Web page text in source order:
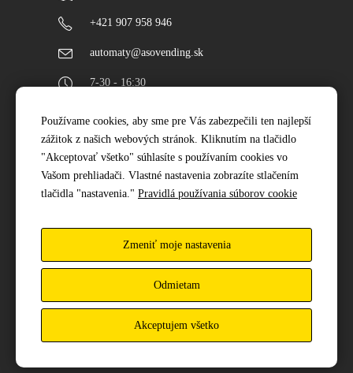
+421 907 958 946
automaty@asovending.sk
7-30 - 16:30
Najnovšie projekty
Používame cookies, aby sme pre Vás zabezpečili ten najlepší
zážitok z našich webových stránok. Kliknutím na tlačidlo
"Akceptovať všetko" súhlasíte s používaním cookies vo
Vašom prehliadači. Vlastné nastavenia zobrazíte stlačením
tlačidla "nastavenia." Pravidlá používania súborov cookie
Zmeniť moje nastavenia
Odmietam
Akceptujem všetko